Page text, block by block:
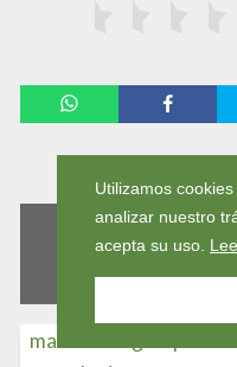
MÁS SOBRE
Utilizamos
analizar nuestro
acepta su uso.